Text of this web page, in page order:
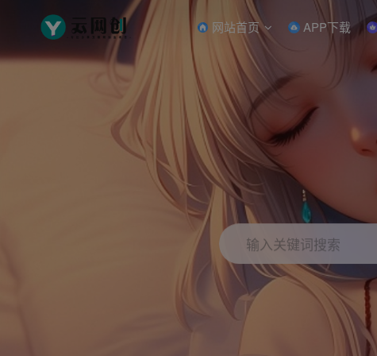
网站首页 APP下载
输入关键词搜索